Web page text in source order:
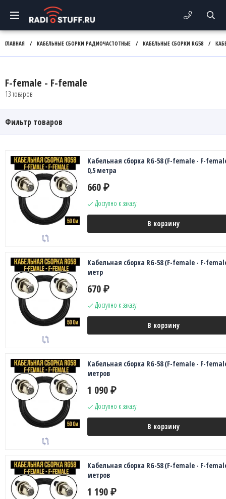
ГЛАВНАЯ / КАБЕЛЬНЫЕ СБОРКИ РАДИОЧАСТОТНЫЕ / КАБЕЛЬНЫЕ СБОРКИ RG58 /
F-female - F-female
13 товаров
Фильтр товаров
Кабельная сборка RG-58 (F-female - F-
0,5 метра
660 ₽
Доступно к заказу
В корзину
Кабельная сборка RG-58 (F-female - F-
метр
670 ₽
Доступно к заказу
В корзину
Кабельная сборка RG-58 (F-female - F-
метров
1 090 ₽
Доступно к заказу
В корзину
Кабельная сборка RG-58 (F-female - F-
метров
1 190 ₽